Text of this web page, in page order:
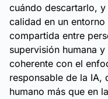
cuándo descartarlo,
calidad en un
compartida entre
supervisión humana
coherente con el
responsable de la IA,
humano más que en